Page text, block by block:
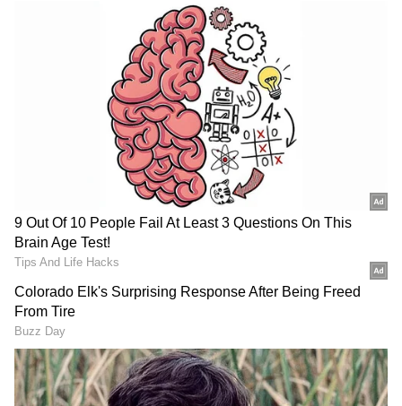
StockPhoto
పంజాబ్‌కు షాక్.. శ్రేయాస్ అయ్యర్ టెన్షన్
ఆదివారం ధర్మశాలలో జరిగిన కీలక పోరులో పంజాబ్
కింగ్స్‌పై బెంగళూరు 23 పరుగుల తేడాతో ఘన విజయం
సాధించింది. ఈ ఓటమితో పంజాబ్ కింగ్స్‌కు గట్టి
ఎదురుదెబ్బ తగిలింది. వరుసగా 6 మ్యాచ్‌ల్లో ఓడిపోవడంతో
ఆ జట్టు కెప్టెన్ శ్రేయాస్ అయ్యర్ టెన్షన్ పీక్స్‌కు చేరింది.
ఇప్పుడు పంజాబ్ కింగ్స్ భవిష్యత్తు వారి చేతుల్లో లేదు.
పంజాబ్ తన చివరి మ్యాచ్ గెలిచినా కూడా 15 పాయింట్లకు
మాత్రమే చేరుకుంటుంది. మరి ఈ పాయింట్లు ప్లేఆఫ్స్‌కు
సరిపోతాయా లేదా అనేది మిగిలిన జట్ల ఫలితాలపై
ఆధారపడి ఉంటుంది.